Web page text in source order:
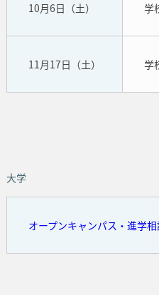
10月6日（土） 学
11月17日（土） 学
大学
オープンキャンパス・進学